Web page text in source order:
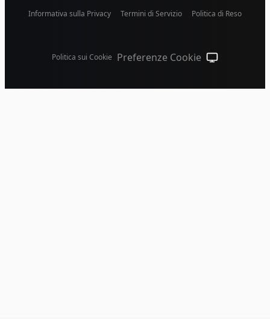
Informativa sulla Privacy Termini di Servizio Politica di Reso
Politica sui Cookie Preferenze Cookie Tema di